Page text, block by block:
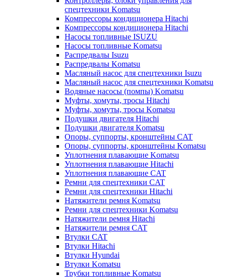
спецтехники Komatsu
Компрессоры кондиционера Hitachi
Компрессоры кондиционера Hitachi
Насосы топливные ISUZU
Насосы топливные Komatsu
Распредвалы Isuzu
Распредвалы Komatsu
Масляный насос для спецтехники Isuzu
Масляный насос для спецтехники Komatsu
Водяные насосы (помпы) Komatsu
Муфты, хомуты, тросы Hitachi
Муфты, хомуты, тросы Komatsu
Подушки двигателя Hitachi
Подушки двигателя Komatsu
Опоры, суппорты, кронштейны CAT
Опоры, суппорты, кронштейны Komatsu
Уплотнения плавающие Komatsu
Уплотнения плавающие Hitachi
Уплотнения плавающие CAT
Ремни для спецтехники CAT
Ремни для спецтехники Hitachi
Натяжители ремня Komatsu
Ремни для спецтехники Komatsu
Натяжители ремня Hitachi
Натяжители ремня CAT
Втулки CAT
Втулки Hitachi
Втулки Hyundai
Втулки Komatsu
Трубки топливные Komatsu